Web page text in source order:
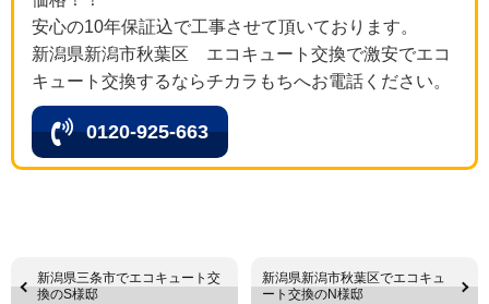
安心の10年保証込で工事させて頂いております。
新潟県新潟市秋葉区 エコキュート交換で激安でエコ
キュート交換するならチカラもちへお電話ください。
0120-925-663
新潟県三条市でエコキュート交
換のS様邸
新潟県新潟市秋葉区でエコキュ
ート交換のN様邸